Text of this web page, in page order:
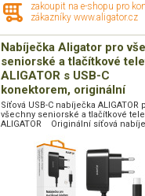
zakoupit na e-shopu pro
zákazníky www.aligator.cz
Nabíječka Aligator pro
seniorské a tlačítkové
ALIGATOR s USB-C
konektorem, originální
Síťová USB-C nabíječka ALIGATOR
všechny seniorské a tlačítkové
ALIGATOR Originální síťová